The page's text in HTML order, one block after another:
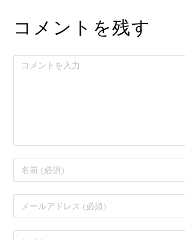
コメントを残す